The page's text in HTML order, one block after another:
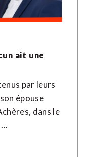
ait une
par leurs
épouse
dans le
…